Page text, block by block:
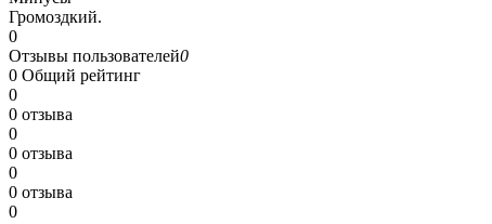
Громоздкий.
0
Отзывы пользователей0
0 Общий рейтинг
0
0 отзыва
0
0 отзыва
0
0 отзыва
0